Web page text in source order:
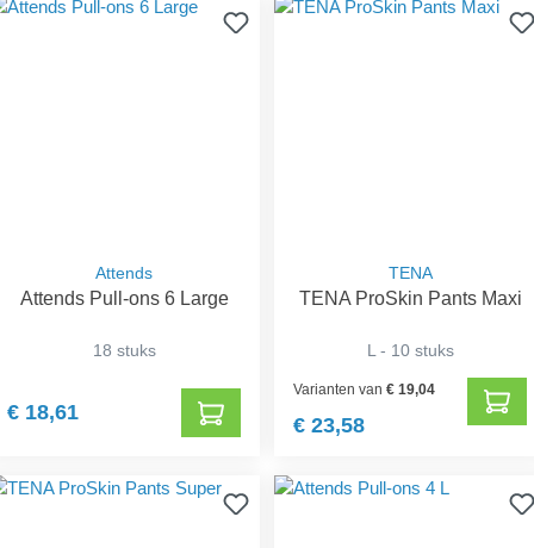
Attends
Attends Pull-ons 6 Large
18 stuks
€ 18,61
TENA
TENA ProSkin Pants Maxi
L - 10 stuks
Varianten van€ 19,04
€ 23,58